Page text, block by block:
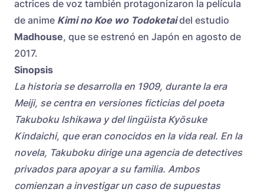
actrices de voz también protagonizaron la película
de anime Kimi no Koe wo Todoketaidel estudio
Madhouse, que se estrenó en Japón en agosto de
2017.
Sinopsis
La historia se desarrolla en 1909, durante la era
Meiji, se centra en versiones ficticias del poeta
Takuboku Ishikawa y del lingüista Kyōsuke
Kindaichi, que eran conocidos en la vida real. En la
novela, Takuboku dirige una agencia de detectives
privados para apoyar a su familia. Ambos
comienzan a investigar un caso de supuestas